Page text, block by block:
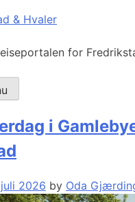
& Hvaler
for
i
2026 by Oda